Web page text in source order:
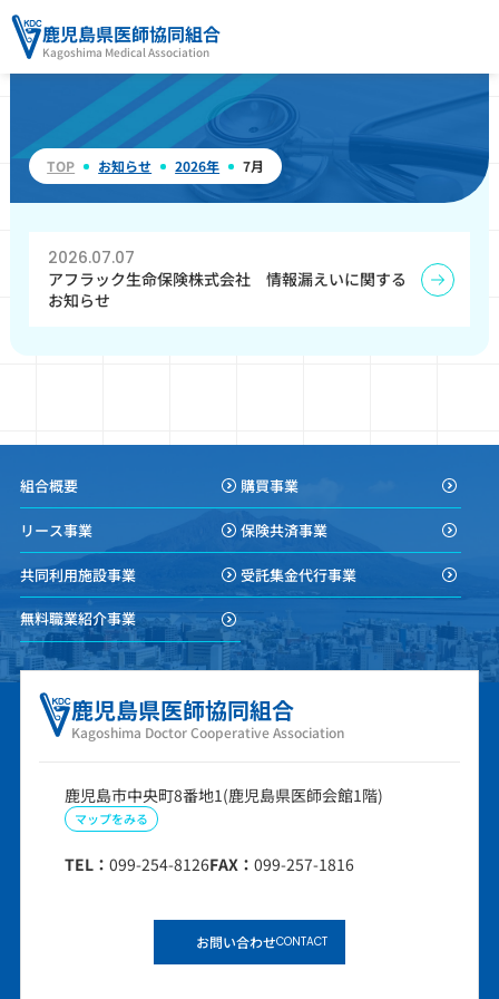
鹿児島県医師協同組合
Kagoshima Medical Association
TOP お知らせ 2026年 7月
2026.07.07
アフラック生命保険株式会社 情報漏えいに関する
お知らせ
組合概要 購買事業
リース事業 保険共済事業
共同利用施設事業 受託集金代行事業
無料職業紹介事業
鹿児島県医師協同組合
Kagoshima Doctor Cooperative Association
鹿児島市中央町8番地1(鹿児島県医師会館1階)
マップをみる
TEL： 099-254-8126FAX： 099-257-1816
お問い合わせCONTACT